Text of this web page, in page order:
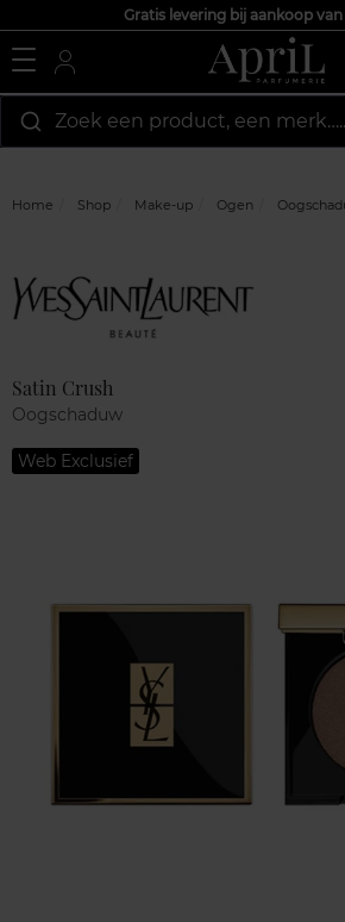
Gratis levering bij aankoop
Zoek een product, een
Home Shop Make-up Ogen
Satin Crush
Oogschaduw
Web Exclusief